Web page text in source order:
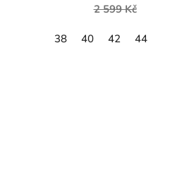
2 599 Kč
38 40 42 44